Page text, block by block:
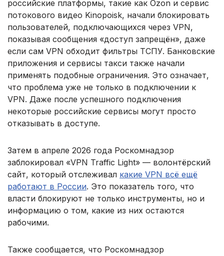
российские платформы, такие как Ozon и сервис
потокового видео Kinopoisk, начали блокировать
пользователей, подключающихся через VPN,
показывая сообщения «доступ запрещён», даже
если сам VPN обходит фильтры ТСПУ. Банковские
приложения и сервисы такси также начали
применять подобные ограничения. Это означает,
что проблема уже не только в подключении к
VPN. Даже после успешного подключения
некоторые российские сервисы могут просто
отказывать в доступе.
Затем в апреле 2026 года Роскомнадзор
заблокировал «VPN Traffic Light» — волонтёрский
сайт, который отслеживал какие VPN всё ещё
работают в России. Это показатель того, что
власти блокируют не только инструменты, но и
информацию о том, какие из них остаются
рабочими.
Также сообщается, что Роскомнадзор